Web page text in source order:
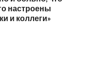
настроены
и коллеги»